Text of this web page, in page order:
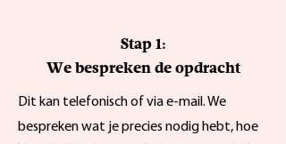
Stap 1:
We bespreken de opdracht
Dit kan telefonisch of via e-mail. We
bespreken wat je precies nodig hebt, hoe